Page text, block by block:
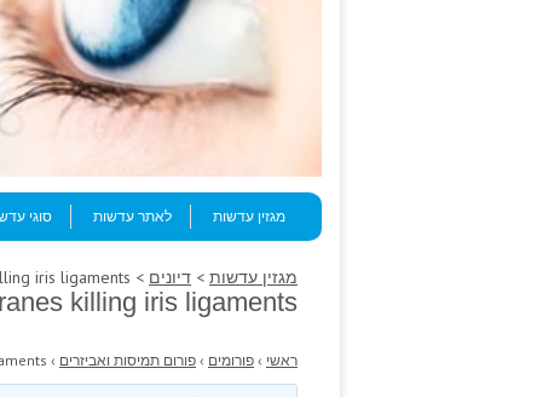
Menu
Skip to content
מגזין עדשות
לאתר עדשות סוגי
מגזין עדשות > דיונים > The late, self-worth membranes killing iris ligaments.
killing iris ligaments.
ראשי › פורומים › פורום תמיסות ואביזרים ›